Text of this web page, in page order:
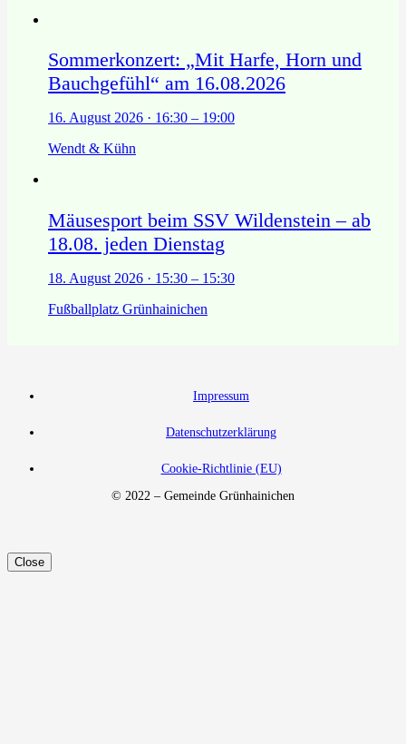
Sommerkonzert: „Mit Harfe, Horn und
Bauchgefühl“ am 16.08.2026
16. August 2026 · 16:30 – 19:00
Wendt & Kühn
Mäusesport beim SSV Wildenstein – ab
18.08. jeden Dienstag
18. August 2026 · 15:30 – 15:30
Fußballplatz Grünhainichen
Impressum
Datenschutzerklärung
Cookie-Richtlinie (EU)
© 2022 – Gemeinde Grünhainichen
Close